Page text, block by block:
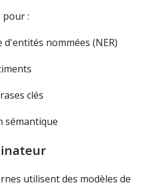
pour :
d'entités nommées (NER)
clés
sémantique
utilisent des modèles de